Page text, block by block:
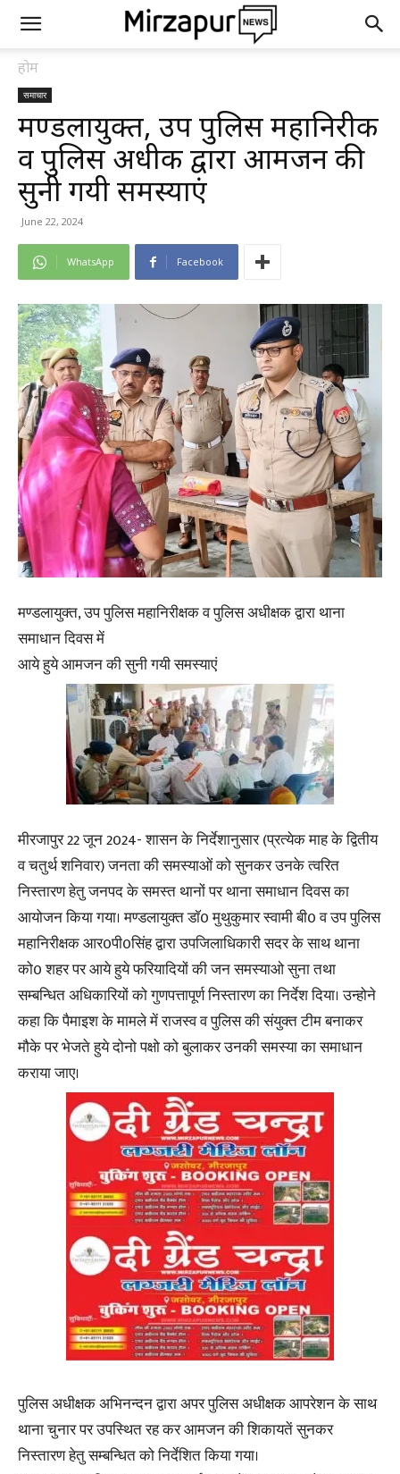
होम
समाचार
मण्डलायुक्त, उप पुलिस महानिरीक्षक
व पुलिस अधीक्षक द्वारा आमजन की
सुनी गयी समस्याएं
June 22, 2024
WhatsApp Facebook
मण्डलायुक्त, उप पुलिस महानिरीक्षक व पुलिस अधीक्षक द्वारा थाना
समाधान दिवस में
आये हुये आमजन की सुनी गयी समस्याएं
मीरजापुर 22 जून 2024- शासन के निर्देशानुसार (प्रत्येक माह के द्वितीय
व चतुर्थ शनिवार) जनता की समस्याओं को सुनकर उनके त्वरित
निस्तारण हेतु जनपद के समस्त थानों पर थाना समाधान दिवस का
आयोजन किया गया। मण्डलायुक्त डाॅ0 मुथुकुमार स्वामी बी0 व उप पुलिस
महानिरीक्षक आर0पी0सिंह द्वारा उपजिलाधिकारी सदर के साथ थाना
को0 शहर पर आये हुये फरियादियों की जन समस्याओ सुना तथा
सम्बन्धित अधिकारियों को गुणपत्तापूर्ण निस्तारण का निर्देश दिया। उन्होने
कहा कि पैमाइश के मामले में राजस्व व पुलिस की संयुक्त टीम बनाकर
मौके पर भेजते हुये दोनो पक्षो को बुलाकर उनकी समस्या का समाधान
कराया जाए।
पुलिस अधीक्षक अभिनन्दन द्वारा अपर पुलिस अधीक्षक आपरेशन के साथ
थाना चुनार पर उपस्थित रह कर आमजन की शिकायतें सुनकर
निस्तारण हेतु सम्बन्धित को निर्देशित किया गया।